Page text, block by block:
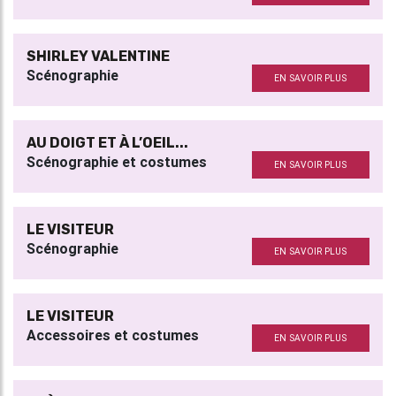
SHIRLEY VALENTINE
Scénographie EN SAVOIR PLUS
AU DOIGT ET À L’OEIL...
Scénographie et costumes EN SAVOIR PLUS
LE VISITEUR
Scénographie EN SAVOIR PLUS
LE VISITEUR
Accessoires et costumes EN SAVOIR PLUS